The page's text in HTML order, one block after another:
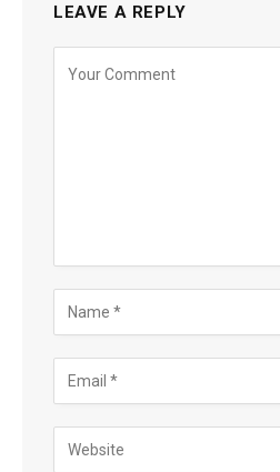
LEAVE A REPLY